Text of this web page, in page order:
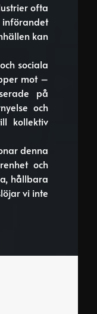
ofta
införandet
kan
sociala
mot –
på
och
kollektiv
denna
och
hållbara
vi inte